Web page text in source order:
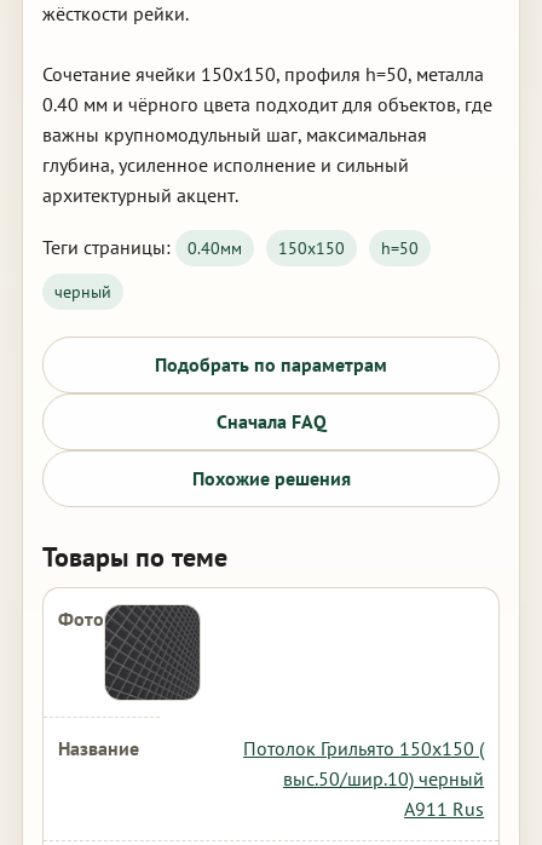
жёсткости рейки.
Сочетание ячейки 150х150, профиля h=50, металла
0.40 мм и чёрного цвета подходит для объектов, где
важны крупномодульный шаг, максимальная
глубина, усиленное исполнение и сильный
архитектурный акцент.
Теги страницы: 0.40мм 150х150
h=50
черный
Подобрать по параметрам
Сначала FAQ
Похожие решения
Товары по теме
Потолок Грильято 150х150 (
выс.50/шир.10) черный
А911 Rus